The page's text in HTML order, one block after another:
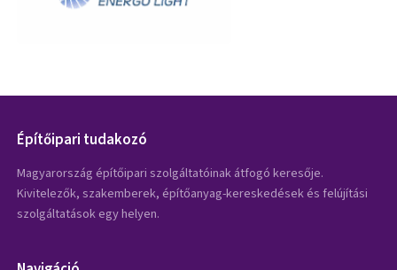
Építőipari tudakozó
Magyarország építőipari szolgáltatóinak átfogó keresője.
Kivitelezők, szakemberek, építőanyag-kereskedések és felújítási
szolgáltatások egy helyen.